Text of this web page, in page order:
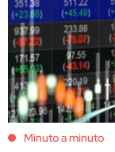
Minuto a minuto